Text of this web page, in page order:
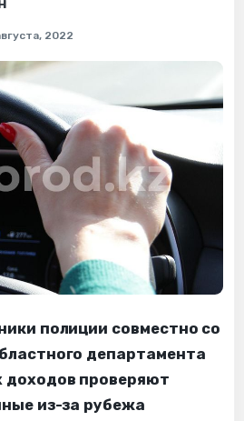
2022
полиции совместно со
департамента
доходов проверяют
из-за рубежа